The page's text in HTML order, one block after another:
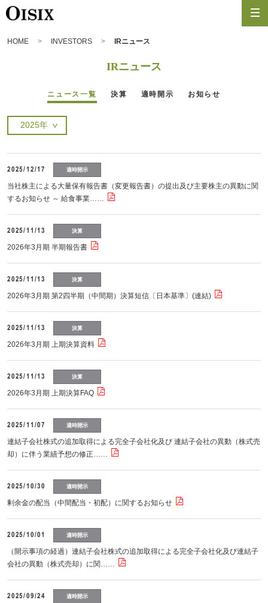
HOME INVESTORS IRニュース
IRニュース
ニュース一覧 決算 適時開示 お知らせ
2025/12/17 適時開示
当社株主による大量保有報告書（変更報告書）の提出及び主要株主の異動に関
するお知らせ ～ 給食事業……
2025/11/13 決算
2026年3月期 半期報告書
2025/11/13 決算
2026年3月期 第2四半期（中間期）決算短信〔日本基準〕(連結)
2025/11/13 決算
2026年3月期 上期決算資料
2025/11/13 決算
2026年3月期 上期決算FAQ
2025/11/07 適時開示
連結子会社株式の追加取得による完全子会社化及び 連結子会社の異動（株式売
却）に伴う業績予想の修正……
2025/10/30 適時開示
剰余金の配当（中間配当・初配）に関するお知らせ
2025/10/01 適時開示
（開示事項の経過）連結子会社株式の追加取得による完全子会社化及び連結子
会社の異動（株式売却）に関……
2025/09/24 適時開示